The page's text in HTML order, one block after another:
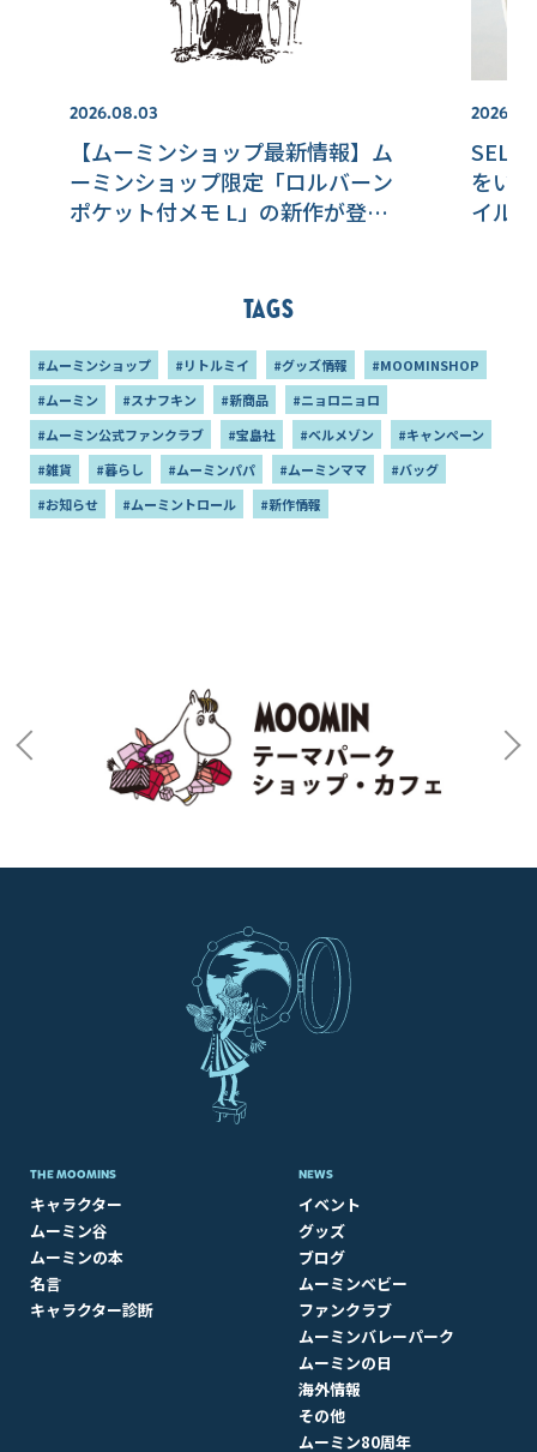
2026.08.03
【ムーミンショップ最新情報】ム
ーミンショップ限定「ロルバーン
ポケット付メモ L」の新作が登
SELF
をい
イル
Tags
#ムーミンショップ #リトルミイ #グッズ情報
#MOOMINSHOP
#ムーミン
#スナフキン #新商品
#ニョロニョロ
#ムーミン公式ファンクラブ
#宝島社 #ベルメゾン
#キャンペーン
#雑貨
#暮らし #ムーミンパパ #ムーミンママ
#バッグ
#お知らせ
#ムーミントロール #新作情報
THE MOOMINS
キャラクター
ムーミン谷
ムーミンの本
名言
キャラクター診断
NEWS
イベント
グッズ
ブログ
ムーミンベビー
ファンクラブ
ムーミンバレーパーク
ムーミンの日
海外情報
その他
ムーミン80周年